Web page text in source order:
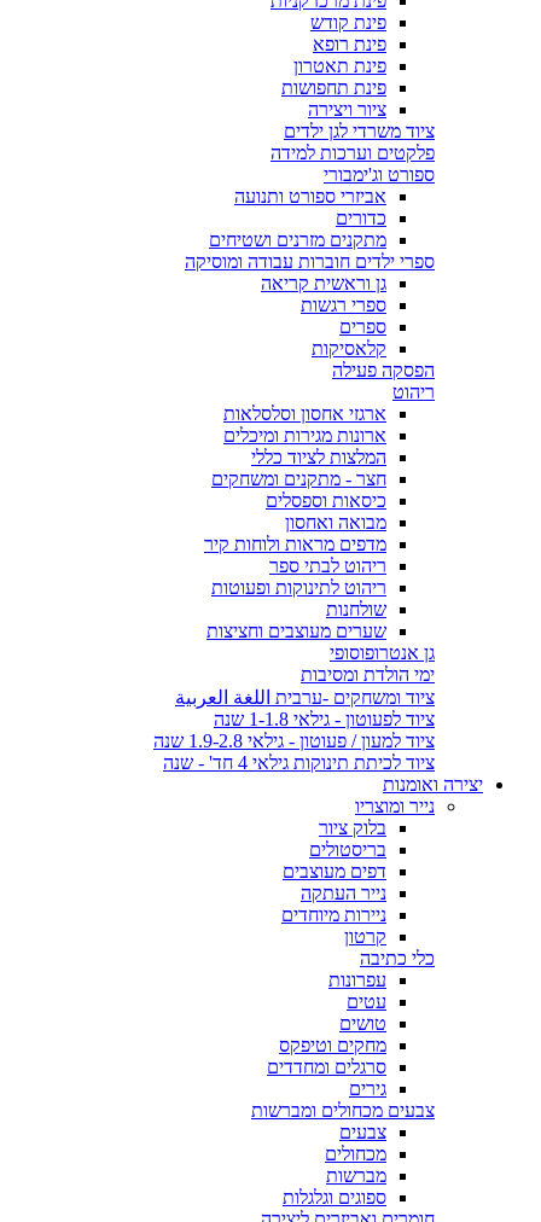
פינת קודש
פינת רופא
פינת תאטרון
פינת תחפושות
ציור ויצירה
ציוד משרדי לגן ילדים
פלקטים וערכות למידה
ספורט וג'ימבורי
אביזרי ספורט ותנועה
כדורים
מתקנים מזרנים ושטיחים
ספרי ילדים חוברות עבודה ומוסיקה
גן וראשית קריאה
ספרי רגשות
ספרים
קלאסיקות
הפסקה פעילה
ריהוט
ארגזי אחסון וסלסלאות
ארונות מגירות ומיכלים
המלצות לציוד כללי
חצר - מתקנים ומשחקים
כיסאות וספסלים
מבואה ואחסון
מדפים מראות ולוחות קיר
ריהוט לבתי ספר
ריהוט לתינוקות ופעוטות
שולחנות
שערים מעוצבים וחציצות
גן אנטרופוסופי
ימי הולדת ומסיבות
ציוד ומשחקים -ערבית اللغة العربية
ציוד לפעוטון - גילאי 1-1.8 שנה
ציוד למעון / פעוטון - גילאי 1.9-2.8 שנה
ציוד לכיתת תינוקות גילאי 4 חד' - שנה
יצירה ואומנות
נייר ומוצריו
בלוק ציור
בריסטולים
דפים מעוצבים
נייר העתקה
ניירות מיוחדים
קרטון
כלי כתיבה
עפרונות
עטים
טושים
מחקים וטיפקס
סרגלים ומחדדים
גירים
צבעים מכחולים ומברשות
צבעים
מכחולים
מברשות
ספוגים וגלגלות